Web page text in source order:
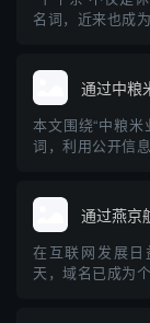
名词，近来也成
营企业的朋友来说
确地查询域名及
一项十分重要的
对“下午茶”域名查
本文围绕“中粮米
词，利用公开信
名，并探讨企业域
护的重要性。通
普及企业开展网
品牌保护的科普知
在互联网发展日
天，域名已成为